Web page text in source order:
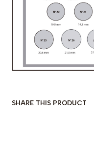
SHARE THIS PRODUCT